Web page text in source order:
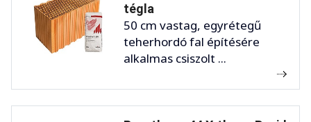
tégla
50 cm vastag, egyrétegű
teherhordó fal építésére
alkalmas csiszolt ...